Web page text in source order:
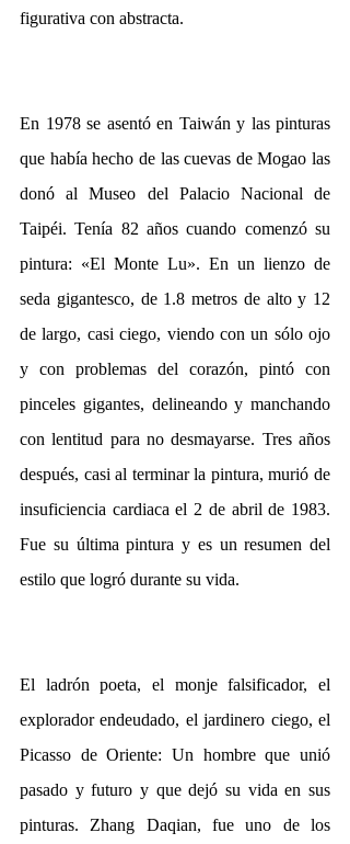
figurativa con abstracta.
En 1978 se asentó en Taiwán y las pinturas
que había hecho de las cuevas de Mogao las
donó al Museo del Palacio Nacional de
Taipéi. Tenía 82 años cuando comenzó su
pintura: «El Monte Lu». En un lienzo de
seda gigantesco, de 1.8 metros de alto y 12
de largo, casi ciego, viendo con un sólo ojo
y con problemas del corazón, pintó con
pinceles gigantes, delineando y manchando
con lentitud para no desmayarse. Tres años
después, casi al terminar la pintura, murió de
insuficiencia cardiaca el 2 de abril de 1983.
Fue su última pintura y es un resumen del
estilo que logró durante su vida.
El ladrón poeta, el monje falsificador, el
explorador endeudado, el jardinero ciego, el
Picasso de Oriente: Un hombre que unió
pasado y futuro y que dejó su vida en sus
pinturas. Zhang Daqian, fue uno de los